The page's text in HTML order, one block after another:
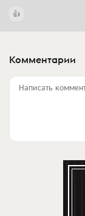
Комментарии
Написать